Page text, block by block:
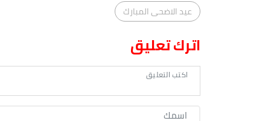
عيد الاضحى المبارك
اترك تعليق